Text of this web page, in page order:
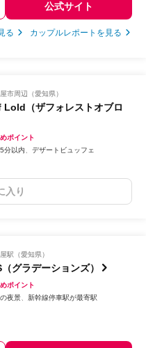
公式サイト
る カップルレポートを見る
市周辺（愛知県）
（ザフォレストオブロ
ポイント
分以内 デザートビュッフェ
入り
駅（愛知県）
グラデーションズ）
ポイント
夜景 新幹線停車駅が最寄駅